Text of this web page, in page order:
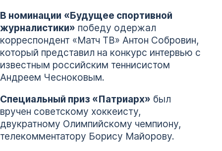
В номинации «Будущее спортивной
журналистики» победу одержал
корреспондент «Матч ТВ» Антон Собровин,
который представил на конкурс интервью с
известным российским теннисистом
Андреем Чесноковым.
Специальный приз «Патриарх» был
вручен советскому хоккеисту,
двукратному Олимпийскому чемпиону,
телекомментатору Борису Майорову.